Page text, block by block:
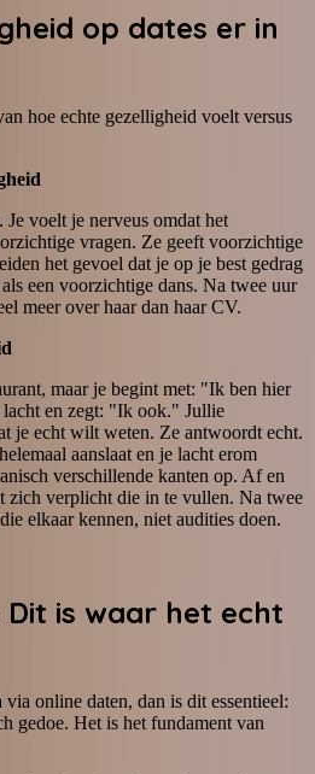
op dates er in
hoe echte gezelligheid voelt versus
voelt je nerveus omdat het
vragen. Ze geeft voorzichtige
het gevoel dat je op je best gedrag
een voorzichtige dans. Na twee uur
meer over haar dan haar CV.
maar je begint met: "Ik ben hier
en zegt: "Ik ook." Jullie
je echt wilt weten. Ze antwoordt echt.
aanslaat en je lacht erom
verschillende kanten op. Af en
zich verplicht die in te vullen. Na twee
elkaar kennen, niet audities doen.
Dit is waar het echt
via online daten, dan is dit essentieel:
gedoe. Het is het fundament van